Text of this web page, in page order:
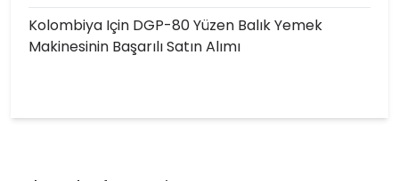
Kolombiya Için DGP-80 Yüzen Balık Yemek
Makinesinin Başarılı Satın Alımı